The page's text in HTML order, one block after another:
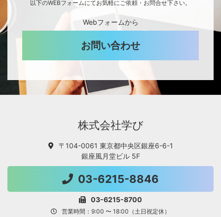
以下のWEBフォームにてお気軽にご依頼・お問合せ下さい。
Webフォームから
お問い合わせ
株式会社学び
〒104-0061 東京都中央区銀座6-6-1
銀座風月堂ビル 5F
03-6215-8846
03-6215-8700
営業時間：9:00 〜 18:00（土日祝定休）